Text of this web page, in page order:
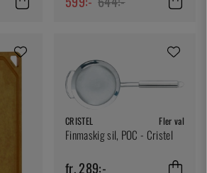
CRISTEL Fler val
Finmaskig sil, POC - Cristel
fr. 289:-